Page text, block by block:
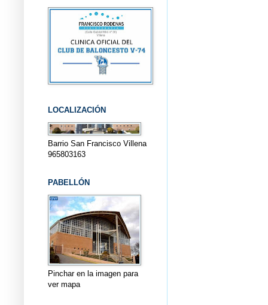
LOCALIZACIÓN
Barrio San Francisco Villena
965803163
PABELLÓN
Pinchar en la imagen para
ver mapa